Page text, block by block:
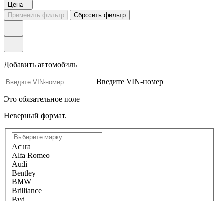
Цена
Применить фильтр
Сбросить фильтр
Добавить автомобиль
Введите VIN-номер
Это обязательное поле
Неверный формат.
Acura
Alfa Romeo
Audi
Bentley
BMW
Brilliance
Byd